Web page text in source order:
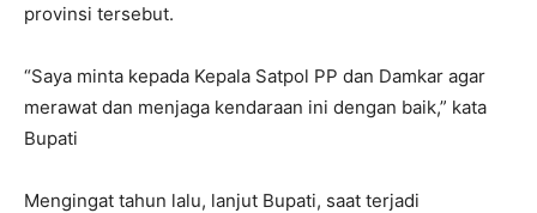
provinsi tersebut.
“Saya minta kepada Kepala Satpol PP dan Damkar agar
merawat dan menjaga kendaraan ini dengan baik,” kata
Bupati
Mengingat tahun lalu, lanjut Bupati, saat terjadi